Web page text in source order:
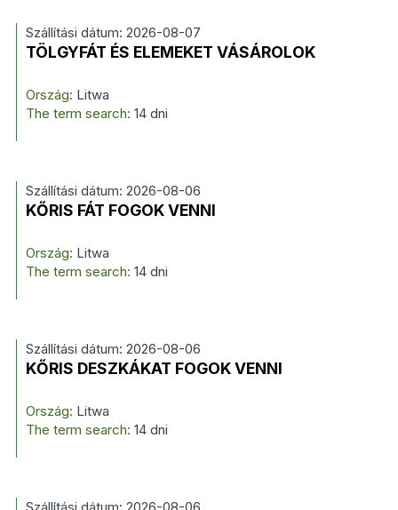
Szállítási dátum: 2026-08-07
TÖLGYFÁT ÉS ELEMEKET VÁSÁROLOK
Ország: Litwa
The term search: 14 dni
Szállítási dátum: 2026-08-06
KŐRIS FÁT FOGOK VENNI
Ország: Litwa
The term search: 14 dni
Szállítási dátum: 2026-08-06
KŐRIS DESZKÁKAT FOGOK VENNI
Ország: Litwa
The term search: 14 dni